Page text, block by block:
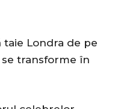
Londra de pe
se transforme în